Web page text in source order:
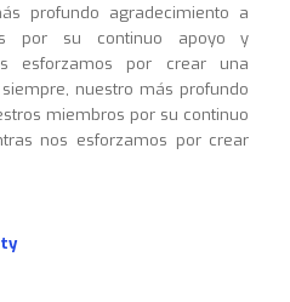
profundo agradecimiento a
por su continuo apoyo y
esforzamos por crear una
nuestro más profundo
miembros por su continuo
nos esforzamos por crear